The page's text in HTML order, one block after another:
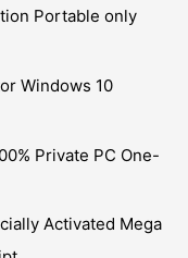
Portable only
Windows 10
Private PC One-
Activated Mega